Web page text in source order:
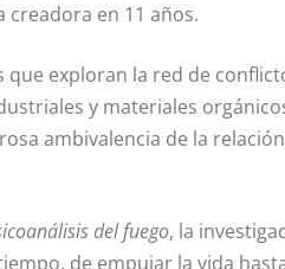
creadora en 11 años.
exploran la red de
y materiales
ambivalencia de la
del fuego, la
de empujar la vida